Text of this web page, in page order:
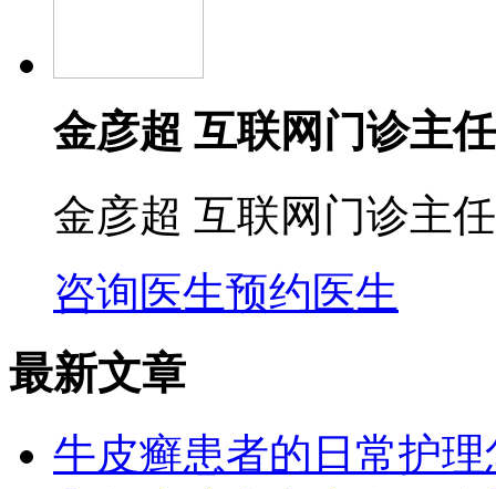
金彦超 互联网门诊主任
金彦超 互联网门诊主
咨询医生预约医生
最新文章
牛皮癣患者的日常护